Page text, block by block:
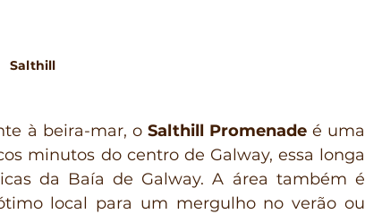
Salthill
à beira-mar, o Salthill Promenade é uma
minutos do centro de Galway, essa longa
da Baía de Galway. A área também é
local para um mergulho no verão ou